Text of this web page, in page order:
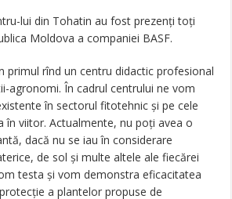
lui din Tohatin au fost prezenţi toţi
Moldova a companiei BASF.
primul rînd un centru didactic profesional
agronomi. În cadrul centrului ne vom
în sectorul fitotehnic şi pe cele
în viitor. Actualmente, nu poţi avea o
dacă nu se iau în considerare
de sol şi multe altele ale fiecărei
testa şi vom demonstra eficacitatea
a plantelor propuse de